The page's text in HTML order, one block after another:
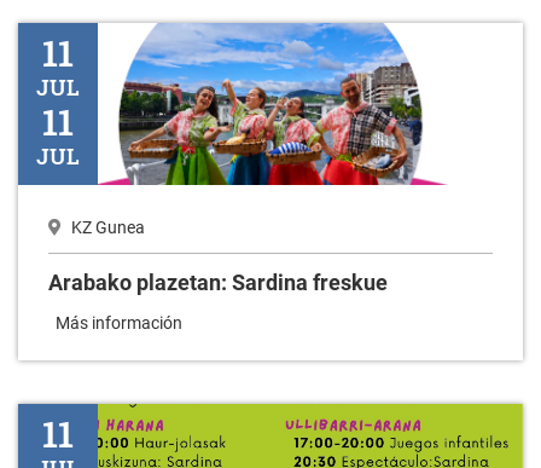
Arabako plazetan: Sardina freskue
11
JUL
11
JUL
KZ Gunea
Arabako plazetan: Sardina freskue
Más información
Fiestas del Valle de Arana
11